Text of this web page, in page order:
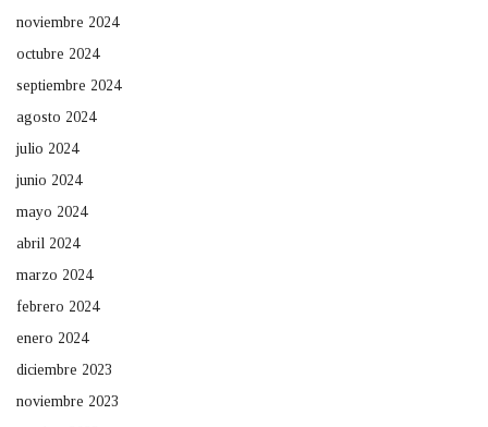
noviembre 2024
octubre 2024
septiembre 2024
agosto 2024
julio 2024
junio 2024
mayo 2024
abril 2024
marzo 2024
febrero 2024
enero 2024
diciembre 2023
noviembre 2023